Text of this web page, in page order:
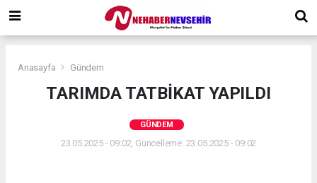
Anasayfa Gündem
TARIMDA TATBİKAT YAPILDI
GÜNDEM
23.05.2025 - 09:02, Güncelleme: 23.05.2025 - 09:02